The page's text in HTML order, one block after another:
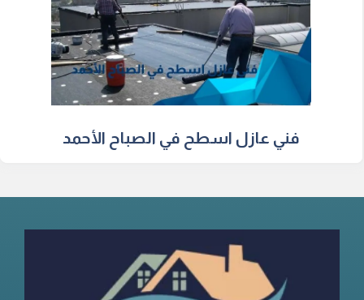
فني عازل اسطح في الصباح الأحمد